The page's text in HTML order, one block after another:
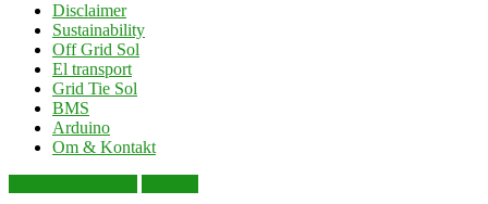
Disclaimer
Sustainability
Off Grid Sol
El transport
Grid Tie Sol
BMS
Arduino
Om & Kontakt